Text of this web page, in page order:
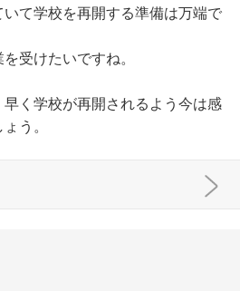
て学校を再開する準備は万端で
受けたいですね。
く学校が再開されるよう今は感
う。